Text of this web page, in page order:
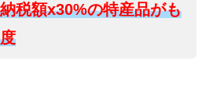
税額x30%の特産品がも